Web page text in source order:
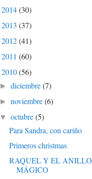
2014(30)
2013 (37)
2012(41)
2011 (60)
2010(56)
►diciembre(7)
►noviembre(6)
▼octubre(5)
Para Sandra, con cariño
Primeros christmas
RAQUEL Y EL ANILLO
MÁGICO